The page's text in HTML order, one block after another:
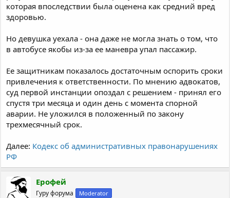
которая впоследствии была оценена как средний вред
здоровью.
Но девушка уехала - она даже не могла знать о том, что
в автобусе якобы из-за ее маневра упал пассажир.
Ее защитникам показалось достаточным оспорить сроки
привлечения к ответственности. По мнению адвокатов,
суд первой инстанции опоздал с решением - принял его
спустя три месяца и один день с момента спорной
аварии. Не уложился в положенный по закону
трехмесячный срок.
Далее: Кодекс об административных правонарушениях
РФ
Ерофей
Гуру форума Moderator